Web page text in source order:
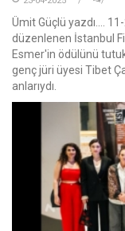
Ümit Güçlü yazdı....
düzenlenen İstanbul
Esmer'in ödülünü
genç jüri üyesi Tibet
anlarıydı.